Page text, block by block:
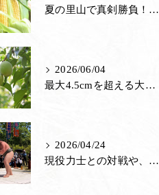
里山館／ジェラート
寿長生の郷内 菓子売場
苑内マップ・郷の一年
菓子づくりの里山 いろいろと一緒
里山のおはなし
夏の里山で真剣勝負！寿長生の郷で第5回「とうもろこし早むきグランプリ」を8月9日（日）に開催します
2026/06/04
最大4.5cmを超える大玉予想！ 大きく育った「城州白」の梅狩りが6月13日から始まります
2026/04/24
現役力士との対戦や、ボクシング・ラグビー・和菓子づくり体験も！こどもが主役の『端午の節句まつり』を5月2日から5月6日まで開催します